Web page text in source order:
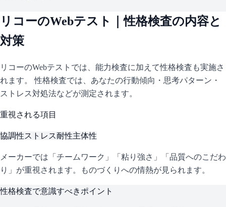
リコーのWebテスト｜性格検査の内容と
対策
リコーのWebテストでは、能力検査に加えて性格検査も実施さ
れます。 性格検査では、あなたの行動傾向・思考パターン・
ストレス対処法などが測定されます。
重視される項目
協調性ストレス耐性主体性
メーカーでは「チームワーク」「粘り強さ」「品質へのこだわ
り」が重視されます。ものづくりへの情熱が見られます。
性格検査で意識すべきポイント